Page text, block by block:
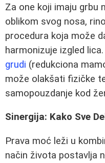
Za one koji imaju grbu
oblikom svog nosa,
procedura koja može
harmonizuje izgled
grudi (redukciona
može olakšati fizičke
samopouzdanje kod
Sinergija: Kako Sve
Prava moć leži u
način života postavlja